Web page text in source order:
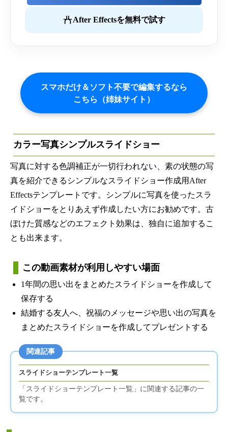
After Effectsを無料で試す
スマホだけ＆ソフト不要で編集するなら
こちら（姉妹サイト）
カラー写真シンプルスライドショー
写真に対する色調補正が一切行われない、素の状態の写
真を紹介できるシンプルなスライドショー作成用After
Effectsテンプレートです。シンプルに写真を使ったスラ
イドショーをとりあえず作成したい方にお勧めです。古
ぼけた質感などのエフェクト効果は、独自に追加するこ
とも出来ます。
この動画素材が利用しやすい場面
1年間の思い出をまとめたスライドショーを作成して
保存する
結婚する友人へ、祝福のメッセージや思い出の写真を
まとめたスライドショーを作成してプレゼントする
関連記事
スライドショーテンプレート一覧
「スライドショーテンプレート一覧」に関連する記事の一
覧です。